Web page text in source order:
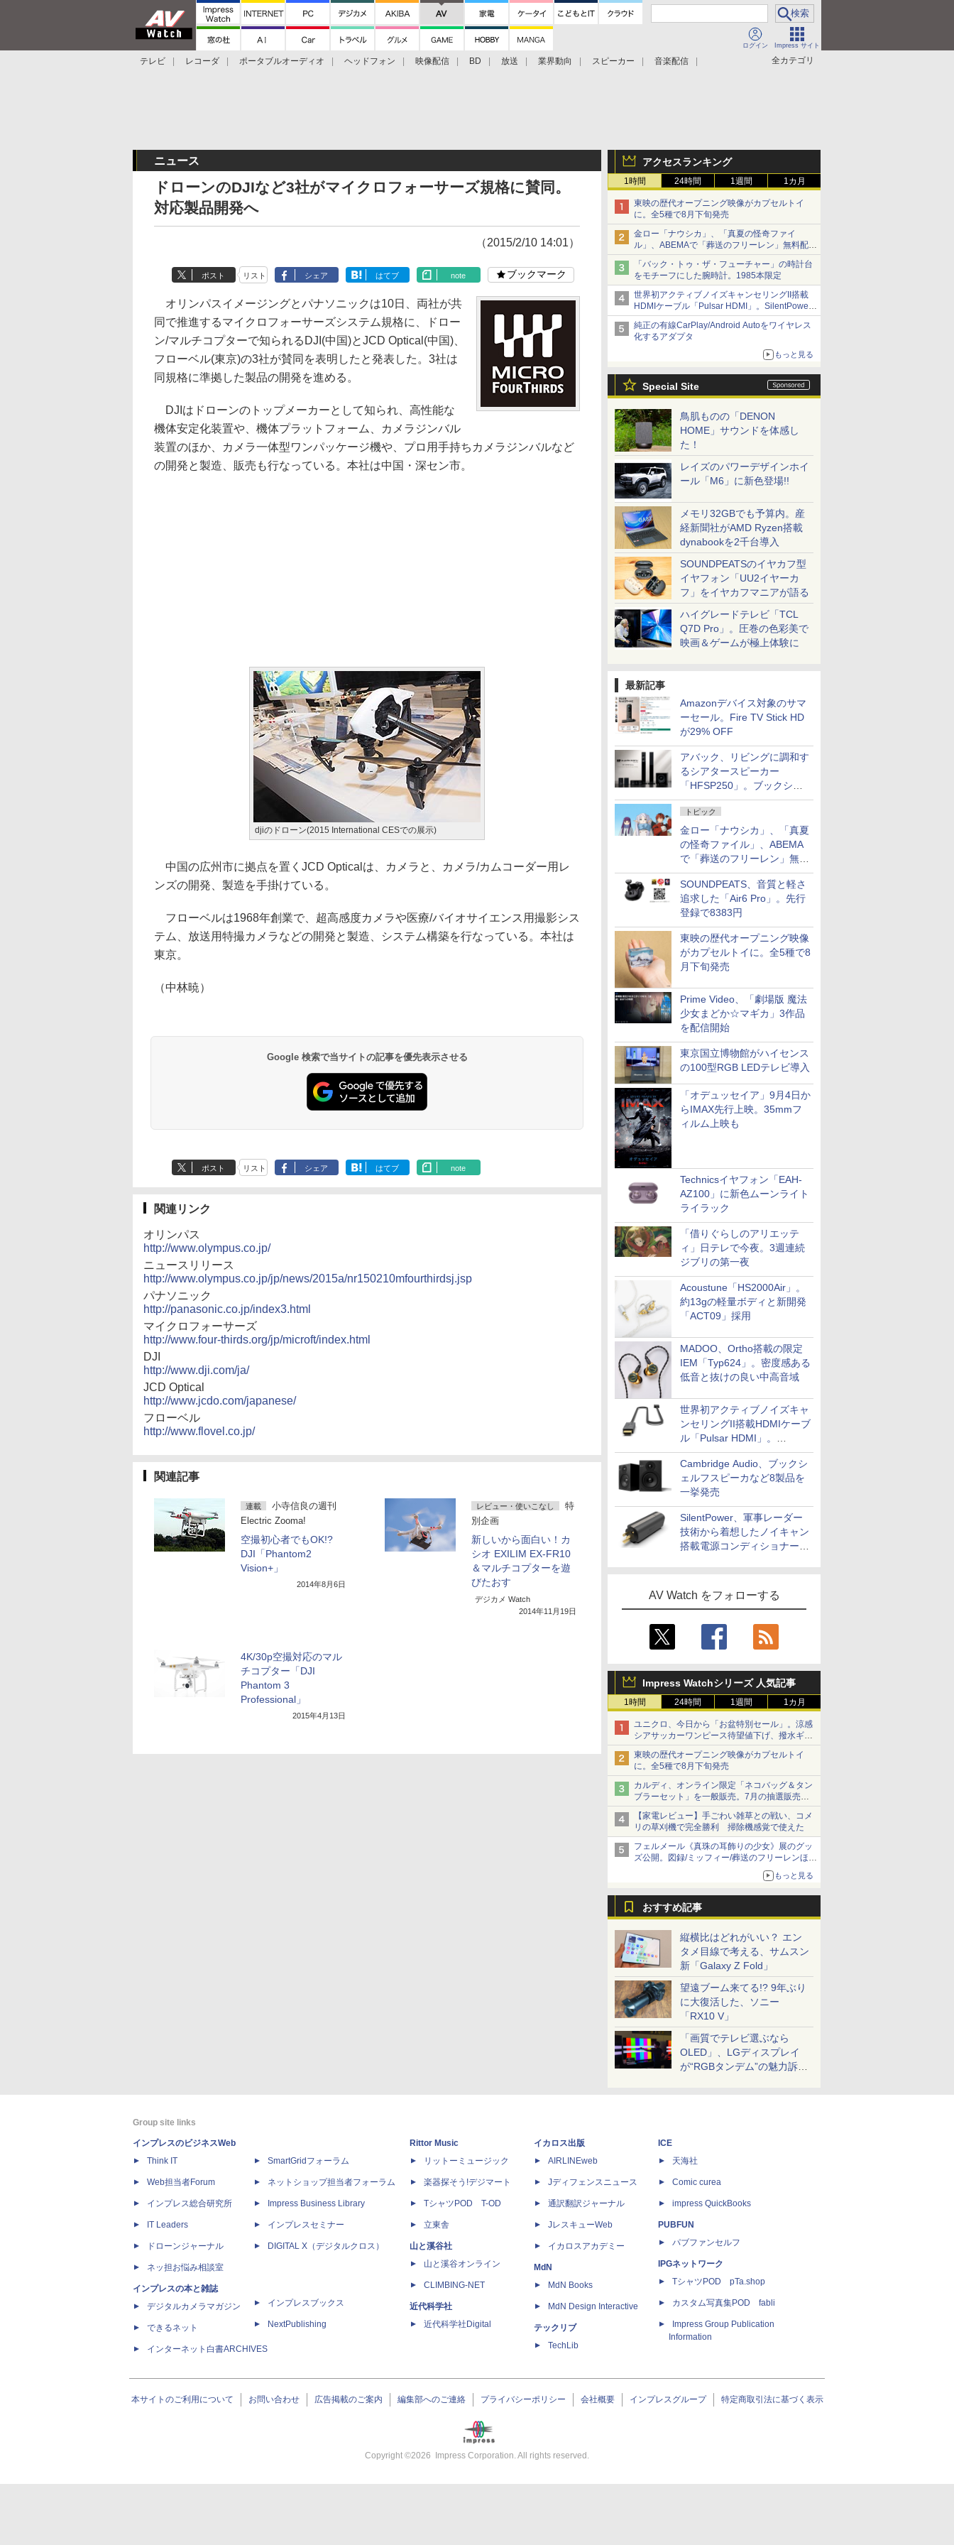
ログイン Impress サイト
全カテゴリ
テレビ レコーダ ポータブルオーディオ ヘッドフォン 映像配信 BD 放送 業界動向 スピーカー
音楽配信
アクセスランキング
1時間 24時間 1週間 1カ月
東映の歴代オープニング映像がカプセルトイ
に。全5種で8月下旬発売
金ロー「ナウシカ」、「真夏の怪奇ファイ
ル」、ABEMAで「葬送のフリーレン」無料配信
など。夏の特番・配信情報
「バック・トゥ・ザ・フューチャー」の時計台
をモチーフにした腕時計。1985本限定
世界初アクティブノイズキャンセリングII搭載
HDMIケーブル「Pulsar HDMI」。SilentPower
から
純正の有線CarPlay/Android Autoをワイヤレス
化するアダプタ
もっと見る
Special Site
鳥肌ものの「DENON
HOME」サウンドを体感し
た！
レイズのパワーデザインホイ
ール「M6」に新色登場!!
メモリ32GBでも予算内。産
経新聞社がAMD Ryzen搭載
dynabookを2千台導入
SOUNDPEATSのイヤカフ型
イヤフォン「UU2イヤーカ
フ」をイヤカフマニアが語る
ハイグレードテレビ「TCL
Q7D Pro」。圧巻の色彩美で
映画＆ゲームが極上体験に
最新記事
Amazonデバイス対象のサマ
ーセール。Fire TV Stick HD
が29% OFF
アバック、リビングに調和す
るシアタースピーカー
「HFSP250」。ブックシェ
ルフはペア3万円以下
トピック
金ロー「ナウシカ」、「真夏
の怪奇ファイル」、ABEMA
で「葬送のフリーレン」無料
配信など。夏の特番・配信情
報
SOUNDPEATS、音質と軽さ
追求した「Air6 Pro」。先行
登録で8383円
東映の歴代オープニング映像
がカプセルトイに。全5種で8
月下旬発売
Prime Video、「劇場版 魔法
少女まどか☆マギカ」3作品
を配信開始
東京国立博物館がハイセンス
の100型RGB LEDテレビ導入
「オデュッセイア」9月4日か
らIMAX先行上映。35mmフ
ィルム上映も
Technicsイヤフォン「EAH-
AZ100」に新色ムーンライト
ライラック
「借りぐらしのアリエッテ
ィ」日テレで今夜。3週連続
ジブリの第一夜
Acoustune「HS2000Air」。
約13gの軽量ボディと新開発
「ACT09」採用
MADOO、Ortho搭載の限定
IEM「Typ624」。密度感ある
低音と抜けの良い中高音域
世界初アクティブノイズキャ
ンセリングII搭載HDMIケーブ
ル「Pulsar HDMI」。
SilentPowerから
Cambridge Audio、ブックシ
ェルフスピーカなど8製品を
一挙発売
SilentPower、軍事レーダー
技術から着想したノイキャン
搭載電源コンディショナー
AV Watch をフォローする
Impress Watchシリーズ 人気記事
1時間 24時間 1週間 1カ月
ユニクロ、今日から「お盆特別セール」。涼感
シアサッカーワンピース待望値下げ、撥水ギア
ショーツは1990円に
東映の歴代オープニング映像がカプセルトイ
に。全5種で8月下旬発売
カルディ、オンライン限定「ネコバッグ＆タン
ブラーセット」を一般販売。7月の抽選販売の
当選無効分
【家電レビュー】手ごわい雑草との戦い、コメ
リの草刈機で完全勝利 掃除機感覚で使えた
フェルメール《真珠の耳飾りの少女》展のグッ
ズ公開。図録/ミッフィー/葬送のフリーレンほ
もっと見る
おすすめ記事
縦横比はどれがいい？ エン
タメ目線で考える、サムスン
新「Galaxy Z Fold」
望遠ブーム来てる!? 9年ぶり
に大復活した、ソニー
「RX10 V」
「画質でテレビ選ぶなら
OLED」、LGディスプレイ
が“RGBタンデム”の魅力訴
ニュース
ドローンのDJIなど3社がマイクロフォーサーズ規格に賛同。
対応製品開発へ
（2015/2/10 14:01）
ポスト リスト シェア はてブ note ブックマーク
オリンパスイメージングとパナソニックは10日、両社が共
同で推進するマイクロフォーサーズシステム規格に、ドロー
ン/マルチコプターで知られるDJI(中国)とJCD Optical(中国)、
フローベル(東京)の3社が賛同を表明したと発表した。3社は
同規格に準拠した製品の開発を進める。
DJIはドローンのトップメーカーとして知られ、高性能な
機体安定化装置や、機体プラットフォーム、カメラジンバル
装置のほか、カメラ一体型ワンパッケージ機や、プロ用手持ちカメラジンバルなど
の開発と製造、販売も行なっている。本社は中国・深セン市。
djiのドローン(2015 International CESでの展示)
中国の広州市に拠点を置くJCD Opticalは、カメラと、カメラ/カムコーダー用レ
ンズの開発、製造を手掛けている。
フローベルは1968年創業で、超高感度カメラや医療/バイオサイエンス用撮影シス
テム、放送用特撮カメラなどの開発と製造、システム構築を行なっている。本社は
東京。
（中林暁）
Google 検索で当サイトの記事を優先表示させる
ポスト リスト シェア はてブ note
関連リンク
オリンパス
http://www.olympus.co.jp/
ニュースリリース
http://www.olympus.co.jp/jp/news/2015a/nr150210mfourthirdsj.jsp
パナソニック
http://panasonic.co.jp/index3.html
マイクロフォーサーズ
http://www.four-thirds.org/jp/microft/index.html
DJI
http://www.dji.com/ja/
JCD Optical
http://www.jcdo.com/japanese/
フローベル
http://www.flovel.co.jp/
関連記事
連載
小寺信良の週刊
Electric Zooma!
空撮初心者でもOK!?
DJI「Phantom2
Vision+」
2014年8月6日
レビュー・使いこなし
特
別企画
新しいから面白い！カ
シオ EXILIM EX-FR10
＆マルチコプターを遊
びたおす
デジカメ Watch
2014年11月19日
4K/30p空撮対応のマル
チコプター「DJI
Phantom 3
Professional」
2015年4月13日
Group site links
インプレスのビジネスWeb
Think IT
Web担当者Forum
インプレス総合研究所
IT Leaders
ドローンジャーナル
ネッ担お悩み相談室
インプレスの本と雑誌
デジタルカメラマガジン
できるネット
インターネット白書ARCHIVES
SmartGridフォーラム
ネットショップ担当者フォーラム
Impress Business Library
インプレスセミナー
DIGITAL X（デジタルクロス）
インプレスブックス
NextPublishing
Rittor Music
リットーミュージック
楽器探そう!デジマート
TシャツPOD T-OD
立東舎
山と溪谷社
山と溪谷オンライン
CLIMBING-NET
近代科学社
近代科学社Digital
イカロス出版
AIRLINEweb
Jディフェンスニュース
通訳翻訳ジャーナル
JレスキューWeb
イカロスアカデミー
MdN
MdN Books
MdN Design Interactive
テックリブ
TechLib
ICE
天海社
Comic curea
impress QuickBooks
PUBFUN
パブファンセルフ
IPGネットワーク
TシャツPOD pTa.shop
カスタム写真集POD fabli
Impress Group Publication
Information
本サイトのご利用について お問い合わせ 広告掲載のご案内 編集部へのご連絡 プライバシーポリシー 会社概要 インプレスグループ 特定商取引法に基づく表示
Copyright ©2026 Impress Corporation. All rights reserved.